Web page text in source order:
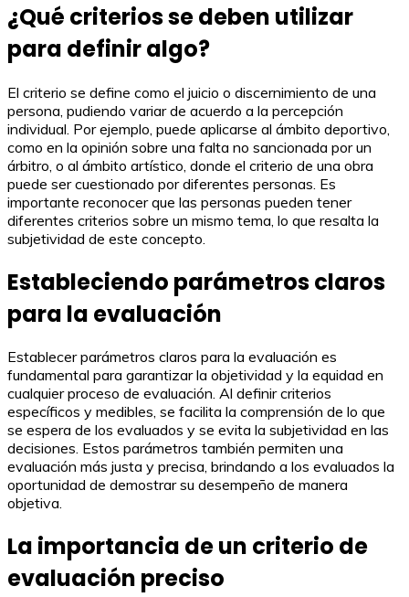
¿Qué criterios se deben utilizar
para definir algo?
El criterio se define como el juicio o discernimiento de una
persona, pudiendo variar de acuerdo a la percepción
individual. Por ejemplo, puede aplicarse al ámbito deportivo,
como en la opinión sobre una falta no sancionada por un
árbitro, o al ámbito artístico, donde el criterio de una obra
puede ser cuestionado por diferentes personas. Es
importante reconocer que las personas pueden tener
diferentes criterios sobre un mismo tema, lo que resalta la
subjetividad de este concepto.
Estableciendo parámetros claros
para la evaluación
Establecer parámetros claros para la evaluación es
fundamental para garantizar la objetividad y la equidad en
cualquier proceso de evaluación. Al definir criterios
específicos y medibles, se facilita la comprensión de lo que
se espera de los evaluados y se evita la subjetividad en las
decisiones. Estos parámetros también permiten una
evaluación más justa y precisa, brindando a los evaluados la
oportunidad de demostrar su desempeño de manera
objetiva.
La importancia de un criterio de
evaluación preciso